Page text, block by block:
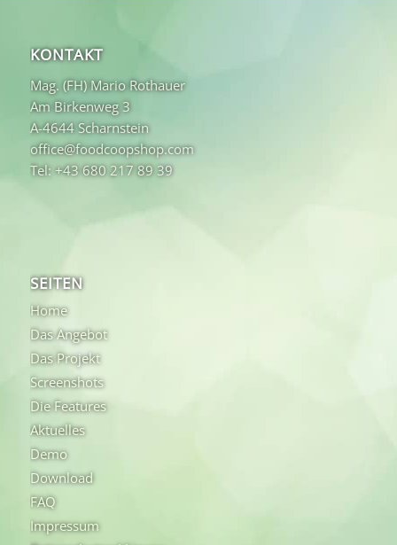
KONTAKT
Mag. (FH) Mario Rothauer
Am Birkenweg 3
A-4644 Scharnstein
office@foodcoopshop.com
Tel: +43 680 217 89 39
SEITEN
Home
Das Angebot
Das Projekt
Screenshots
Die Features
Aktuelles
Demo
Download
FAQ
Impressum